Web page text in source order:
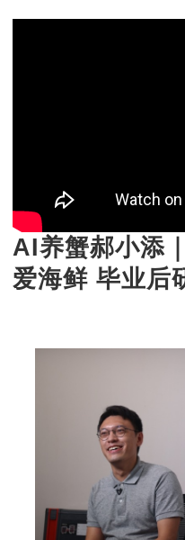
AI养蟹郝小添
爱海鲜 毕业后